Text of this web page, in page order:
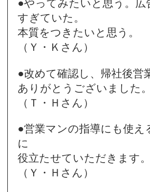
●やってみたいと思う。
すぎていた。
本質をつきたいと思う。
（Ｙ・Ｋさん）
●改めて確認し、帰社後営
ありがとうございました。
（Ｔ・Ｈさん）
●営業マンの指導にも使
に
役立たせていただきます。
（Ｙ・Ｈさん）